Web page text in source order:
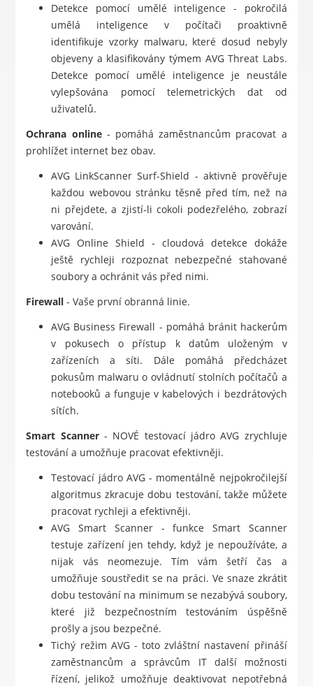
Detekce pomocí umělé inteligence - pokročilá
umělá inteligence v počítači proaktivně
identifikuje vzorky malwaru, které dosud nebyly
objeveny a klasifikovány týmem AVG Threat Labs.
Detekce pomocí umělé inteligence je neustále
vylepšována pomocí telemetrických dat od
uživatelů.
Ochrana online- pomáhá zaměstnancům pracovat a
prohlížet internet bez obav.
AVG LinkScanner Surf-Shield - aktivně prověřuje
každou webovou stránku těsně před tím, než na
ni přejdete, a zjistí-li cokoli podezřelého, zobrazí
varování.
AVG Online Shield - cloudová detekce dokáže
ještě rychleji rozpoznat nebezpečné stahované
soubory a ochránit vás před nimi.
Firewall - Vaše první obranná linie.
AVG Business Firewall - pomáhá bránit hackerům
v pokusech o přístup k datům uloženým v
zařízeních a síti. Dále pomáhá předcházet
pokusům malwaru o ovládnutí stolních počítačů a
notebooků a funguje v kabelových i bezdrátových
sítích.
Smart Scanner- NOVÉ testovací jádro AVG zrychluje
testování a umožňuje pracovat efektivněji.
Testovací jádro AVG - momentálně nejpokročilejší
algoritmus zkracuje dobu testování, takže můžete
pracovat rychleji a efektivněji.
AVG Smart Scanner - funkce Smart Scanner
testuje zařízení jen tehdy, když je nepoužíváte, a
nijak vás neomezuje. Tím vám šetří čas a
umožňuje soustředit se na práci. Ve snaze zkrátit
dobu testování na minimum se nezabývá soubory,
které již bezpečnostním testováním úspěšně
prošly a jsou bezpečné.
Tichý režim AVG - toto zvláštní nastavení přináší
zaměstnancům a správcům IT další možnosti
řízení, jelikož umožňuje deaktivovat nepotřebná